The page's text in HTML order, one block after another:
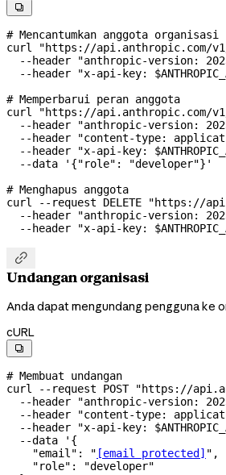

# Mencantumkan anggota organisasi
curl
"https://api.anthropic.com/
  --header
"anthropic-version:
  --header
"x-api-key:
# Memperbarui peran anggota
curl
"https://api.anthropic.com/
  --header
"anthropic-version:
  --header
"content-type:
  --header
"x-api-key:
  --data
'{"role": "developer"}'
# Menghapus anggota
curl
--request DELETE "https://
  --header
"anthropic-version:
  --header
"x-api-key:

Undangan organisasi
Anda dapat mengundang pengguna ke
cURL

# Membuat undangan
curl
--request POST "https://
  --header
"anthropic-version:
  --header
"content-type:
  --header
"x-api-key:
  --data
'{
    "email": "
[email protected] ",
    "role": "developer"